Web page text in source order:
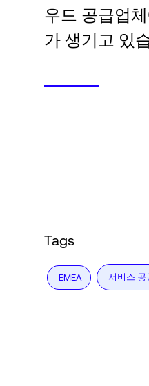
우드 공급업
가 생기고 있
Tags
EMEA 서비스 공